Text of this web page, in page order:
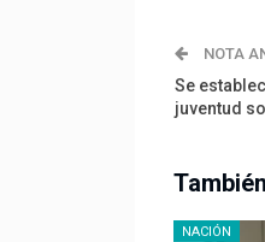
NOTA
Se
juventud
NACIÓN